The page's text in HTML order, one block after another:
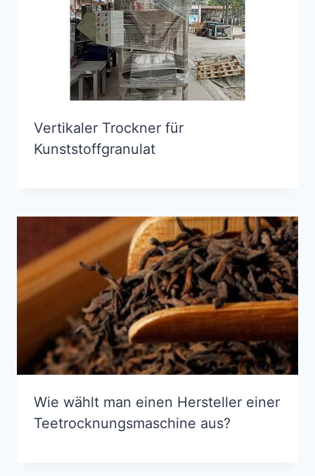
Vertikaler Trockner für
Kunststoffgranulat
Wie wählt man einen Hersteller einer
Teetrocknungsmaschine aus?